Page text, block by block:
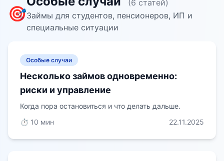
🎯
(6 статей)
Займы для студентов, пенсионеров, ИП и
специальные ситуации
Особые случаи
Несколько займов одновременно:
риски и управление
Когда пора остановиться и что делать дальше.
⏱️ 10 мин
22.11.2025